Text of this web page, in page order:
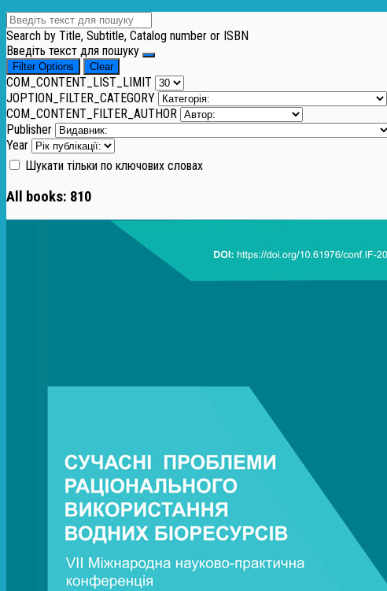
Search by Title, Subtitle, Catalog number or ISBN
Введіть текст для пошуку
Filter Options Clear
COM_CONTENT_LIST_LIMIT
JOPTION_FILTER_CATEGORY
COM_CONTENT_FILTER_AUTHOR
Publisher
Year
Шукати тільки по ключових словах
All books: 810